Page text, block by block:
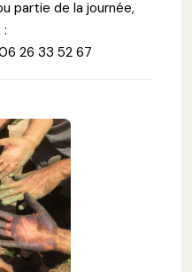
partie de la journée,
26 33 52 67